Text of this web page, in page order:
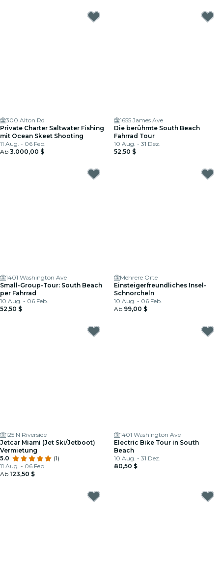
300 Alton Rd
Private Charter Saltwater Fishing
mit Ocean Skeet Shooting
11 Aug. - 06 Feb.
Ab 3.000,00 $
1655 James Ave
Die berühmte South Beach
Fahrrad Tour
10 Aug. - 31 Dez.
52,50 $
1401 Washington Ave
Small-Group-Tour: South Beach
per Fahrrad
10 Aug. - 06 Feb.
52,50 $
Mehrere Orte
Einsteigerfreundliches Insel-
Schnorcheln
10 Aug. - 06 Feb.
Ab 99,00 $
125 N Riverside
Jetcar Miami (Jet Ski/Jetboot)
Vermietung
5.0
(1)
11 Aug. - 06 Feb.
Ab 123,50 $
1401 Washington Ave
Electric Bike Tour in South
Beach
10 Aug. - 31 Dez.
80,50 $